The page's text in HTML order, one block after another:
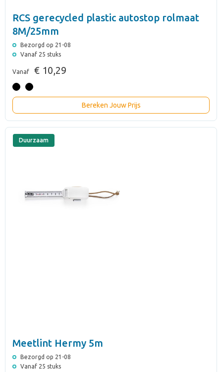
RCS gerecycled plastic autostop rolmaat
8M/25mm
Bezorgd op 21-08
Vanaf 25 stuks
Vanaf € 10,29
Bereken Jouw Prijs
Duurzaam
Meetlint Hermy 5m
Bezorgd op 21-08
Vanaf 25 stuks